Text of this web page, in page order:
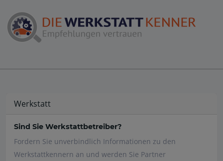
Werkstatt
Sind Sie Werkstattbetreiber?
Fordern Sie unverbindlich Informationen zu den
Werkstattkennern an und werden Sie Partner